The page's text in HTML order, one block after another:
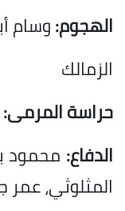
الهجوم:وسام
الزمالك
حراسة المرمى:
الدفاع: محمود
المثلوثي، عمر